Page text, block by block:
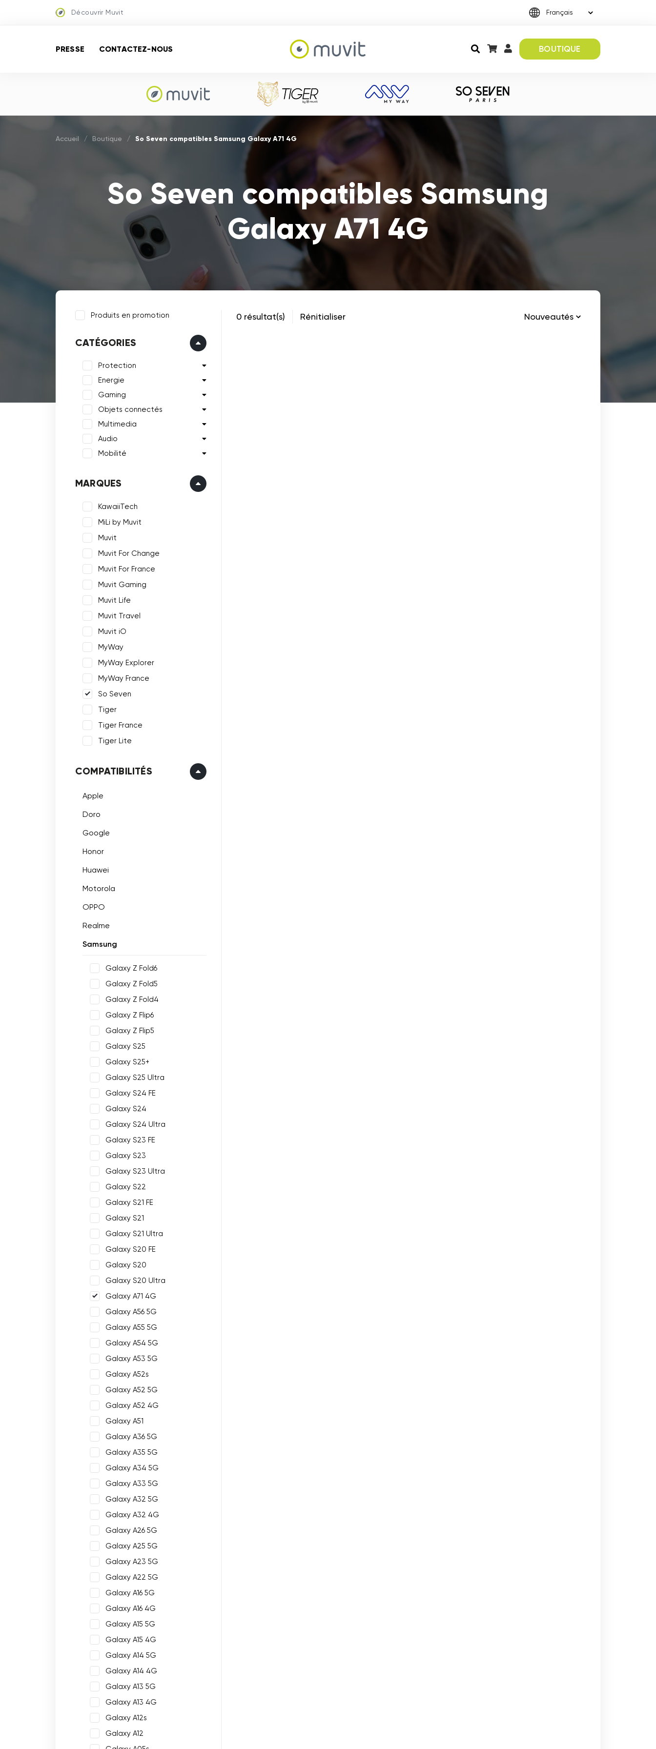
Découvrir Muvit
PRESSE CONTACTEZ-NOUS BOUTIQUE
Accueil / Boutique / So Seven compatibles Samsung Galaxy A71 4G
So Seven compatibles Samsung
Galaxy A71 4G
Produits en promotion
CATÉGORIES
Protection
Energie
Gaming
Objets connectés
Multimedia
Audio
Mobilité
MARQUES
KawaiiTech
MiLi by Muvit
Muvit
Muvit For Change
Muvit For France
Muvit Gaming
Muvit Life
Muvit Travel
Muvit iO
MyWay
MyWay Explorer
MyWay France
So Seven
Tiger
Tiger France
Tiger Lite
COMPATIBILITÉS
Apple
Doro
Google
Honor
Huawei
Motorola
OPPO
Realme
Samsung
Galaxy Z Fold6
Galaxy Z Fold5
Galaxy Z Fold4
Galaxy Z Flip6
Galaxy Z Flip5
Galaxy S25
Galaxy S25+
Galaxy S25 Ultra
Galaxy S24 FE
Galaxy S24
Galaxy S24 Ultra
Galaxy S23 FE
Galaxy S23
Galaxy S23 Ultra
Galaxy S22
Galaxy S21 FE
Galaxy S21
Galaxy S21 Ultra
Galaxy S20 FE
Galaxy S20
Galaxy S20 Ultra
Galaxy A71 4G
Galaxy A56 5G
Galaxy A55 5G
Galaxy A54 5G
Galaxy A53 5G
Galaxy A52s
Galaxy A52 5G
Galaxy A52 4G
Galaxy A51
Galaxy A36 5G
Galaxy A35 5G
Galaxy A34 5G
Galaxy A33 5G
Galaxy A32 5G
Galaxy A32 4G
Galaxy A26 5G
Galaxy A25 5G
Galaxy A23 5G
Galaxy A22 5G
Galaxy A16 5G
Galaxy A16 4G
Galaxy A15 5G
Galaxy A15 4G
Galaxy A14 5G
Galaxy A14 4G
Galaxy A13 5G
Galaxy A13 4G
Galaxy A12s
Galaxy A12
0 résultat(s) Rénitialiser